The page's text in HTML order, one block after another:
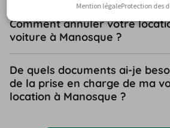
Comment annuler votre
voiture à Manosque ?
De quels documents ai-je
de la prise en charge de ma
location à Manosque ?
Mention légaleProtection des